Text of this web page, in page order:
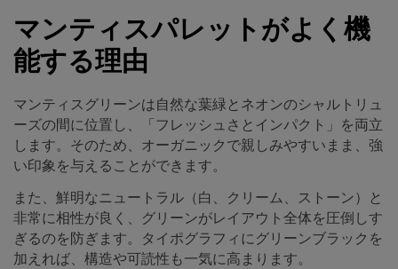
マンティスパレットがよく機
能する理由
マンティスグリーンは自然な葉緑とネオンのシャルトリュ
ーズの間に位置し、「フレッシュさとインパクト」を両立
します。そのため、オーガニックで親しみやすいまま、強
い印象を与えることができます。
また、鮮明なニュートラル（白、クリーム、ストーン）と
非常に相性が良く、グリーンがレイアウト全体を圧倒しす
ぎるのを防ぎます。タイポグラフィにグリーンブラックを
加えれば、構造や可読性も一気に高まります。